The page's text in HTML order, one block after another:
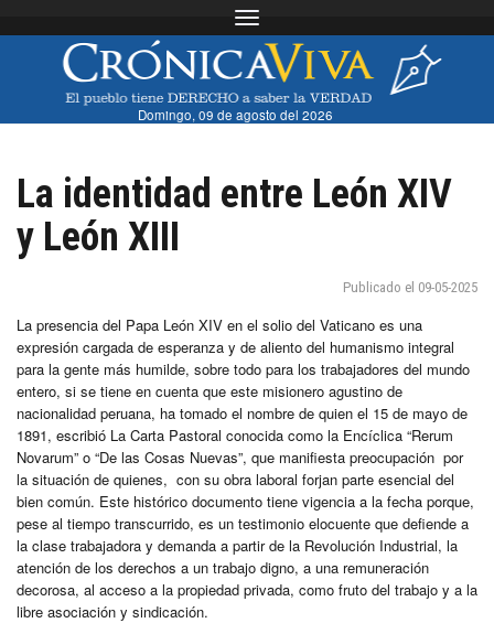
Toggle navigation
Domingo, 09 de agosto del 2026
La identidad entre León XIV
y León XIII
Publicado el 09-05-2025
La presencia del Papa León XIV en el solio del Vaticano es una
expresión cargada de esperanza y de aliento del humanismo integral
para la gente más humilde, sobre todo para los trabajadores del mundo
entero, si se tiene en cuenta que este misionero agustino de
nacionalidad peruana, ha tomado el nombre de quien el 15 de mayo de
1891, escribió La Carta Pastoral conocida como la Encíclica “Rerum
Novarum” o “De las Cosas Nuevas”, que manifiesta preocupación por
la situación de quienes, con su obra laboral forjan parte esencial del
bien común. Este histórico documento tiene vigencia a la fecha porque,
pese al tiempo transcurrido, es un testimonio elocuente que defiende a
la clase trabajadora y demanda a partir de la Revolución Industrial, la
atención de los derechos a un trabajo digno, a una remuneración
decorosa, al acceso a la propiedad privada, como fruto del trabajo y a la
libre asociación y sindicación.